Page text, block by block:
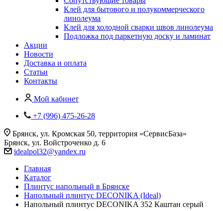
Клей для бытового и полукоммерческого
линолеума
Клей для холодной сварки швов линолеума
Подложка под паркетную доску и ламинат
Акции
Новости
Доставка и оплата
Статьи
Контакты
Мой кабинет
+7 (996) 475-26-28
Брянск, ул. Кромская 50, территория «СервисБаза»
Брянск, ул. Войстроченко д. 6
idealpol32@yandex.ru
Главная
Каталог
Плинтус напольный в Брянске
Напольный плинтус DECONIKA (Ideal)
Напольный плинтус DECONIKA 352 Каштан серый